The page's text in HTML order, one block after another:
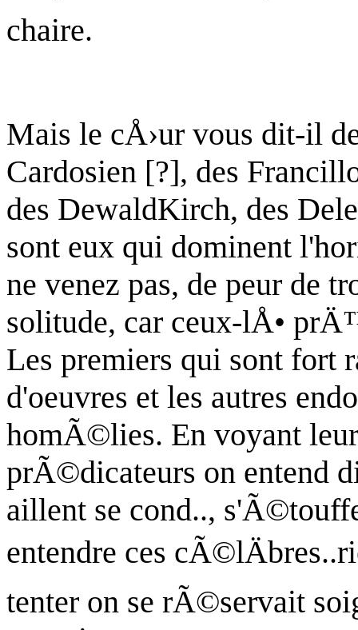
chaire.
Mais le cÅ›ur vous dit-il
Cardosien [?], des
des DewaldKirch, des
sont eux qui dominent
ne venez pas, de peur de
solitude, car ceux-lÅ•
Les premiers qui sont fort
d'oeuvres et les autres
homÃ©lies. En voyant
prÃ©dicateurs on entend
aillent se cond..,
entendre ces
tenter on se rÃ©servait